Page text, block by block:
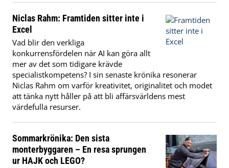
Niclas Rahm: Framtiden sitter inte i
Excel
Vad blir den verkliga
konkurrensfördelen när AI kan göra allt
mer av det som tidigare krävde
specialistkompetens? I sin senaste krönika resonerar
Niclas Rahm om varför kreativitet, originalitet och modet
att tänka nytt håller på att bli affärsvärldens mest
värdefulla resurser.
Sommarkrönika: Den sista
monterbyggaren – En resa sprungen
ur HAJK och LEGO?